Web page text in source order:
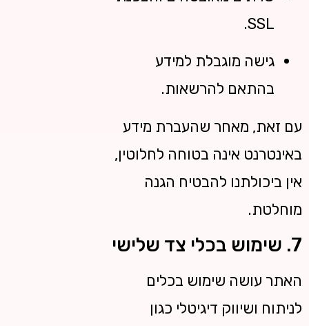
SSL.
גישה מוגבלת למידע
בהתאם להרשאות.
עם זאת, מאחר שהעברת מידע
באינטרנט אינה בטוחה לחלוטין,
אין ביכולתנו להבטיח הגנה
מוחלטת.
7. שימוש בכלי צד שלישי
האתר עושה שימוש בכלים
לניתוח ושיווק דיגיטלי כגון